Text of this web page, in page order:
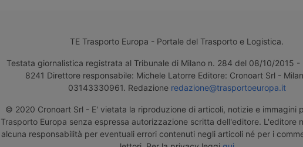
TE Trasporto Europa - Portale del Trasporto e Logistica.
Testata giornalistica registrata al Tribunale di Milano n. 284 del 08/10/2015 -
8241 Direttore responsabile: Michele Latorre Editore: Cronoart Srl -
03143330961. Redazione redazione@trasportoeuropa.it
© 2020 Cronoart Srl - E' vietata la riproduzione di articoli, notizie e immagini
Trasporto Europa senza espressa autorizzazione scritta dell'editore. L'editore
alcuna responsabilità per eventuali errori contenuti negli articoli né per i